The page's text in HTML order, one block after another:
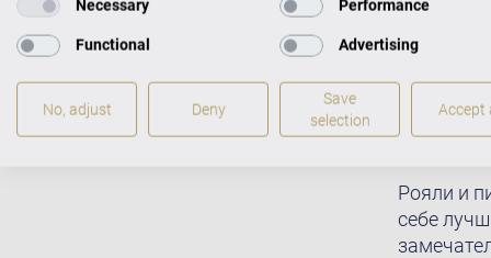
Рояли и
себе
Necessary Performance
Functional Advertising
No, adjust Deny
Save
selection
Accept